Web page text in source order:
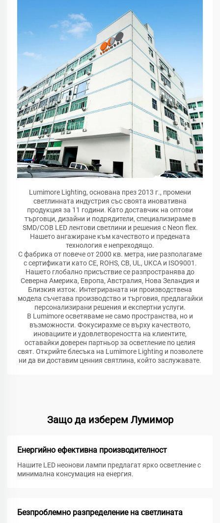
Lumimore Lighting, основана през 2013 г., промени
светлинната индустрия със своята иновативна
продукция за 11 години. Като доставчик на оптови
търговци, дизайни и подрядители, специализираме в
SMD/COB LED лентови светлини и решения с Neon flex.
Нашето ангажиране към качеството и предената
технология е непреходящо.
С фабрика от повече от 2000 кв. метра, ние разполагаме
с сертификати като CE, ROHS, CB, UL, UKCA и ISO9001.
Нашето глобално присъствие се разпространява до
Северна Америка, Европа, Австралия, Нова Зеландия и
Близкия изток. Интегрираната ни производствена
модела съчетава производство и търговия, предлагайки
персонализирани решения и експертни услуги.
В Lumimore осветяваме не само пространства, но и
възможности. Фокусирахме се върху качеството,
иновациите и удовлетвореността на клиентите,
оставайки доверен партньор за осветление по целия
свят. Открийте блесъка на Lumimore Lighting и позволете
ни да ви доставим ценния святлина, който заслужавате.
Защо да изберем Лумимор
Енергийно ефективна производителност
Нашите LED неонови лампи предлагат ярко осветление с
минимална консумация на енергия.
Безпроблемно разпределение на светлината